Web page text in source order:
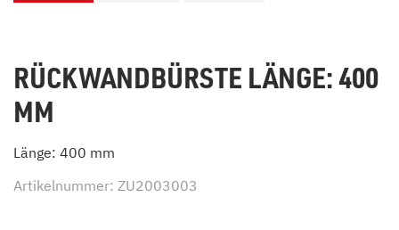
RÜCKWANDBÜRSTE LÄNGE: 400
MM
Länge: 400 mm
Artikelnummer: ZU2003003